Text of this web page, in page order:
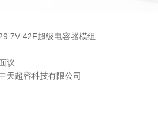
42F超级电容器模组
议
天超容科技有限公司